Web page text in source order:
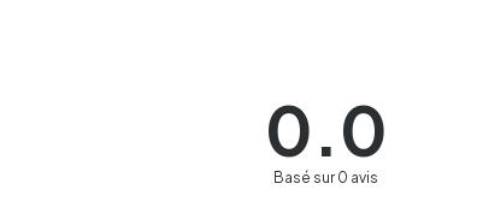
0.0
Basé sur 0 avis